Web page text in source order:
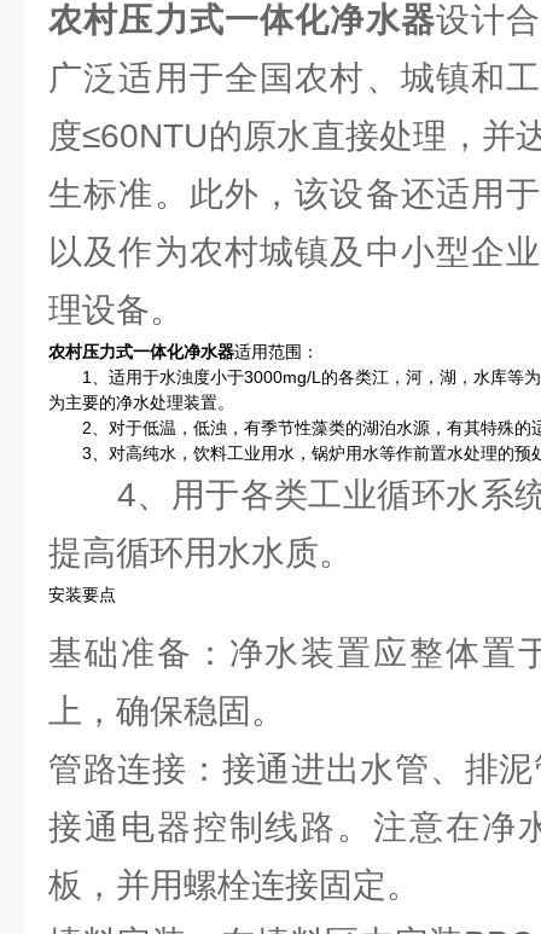
农村压力式一体化净水器设计
广泛适用于全国农村、城镇和
度≤60NTU的原水直接处理，并
生标准。此外，该设备还适用
以及作为农村城镇及中小型企
理设备。
农村压力式一体化净水器适用范围：
1、适用于水浊度小于3000mg/L的各类江，河，湖，水库等为
为主要的净水处理装置。
2、对于低温，低浊，有季节性藻类的湖泊水源，有其特殊的
3、对高纯水，饮料工业用水，锅炉用水等作前置水处理的预
4、用于各类工业循环水系
提高循环用水水质。
安装要点
基础准备：净水装置应整体置
上，确保稳固。
管路连接：接通进出水管、排
接通电器控制线路。注意在净
板，并用螺栓连接固定。